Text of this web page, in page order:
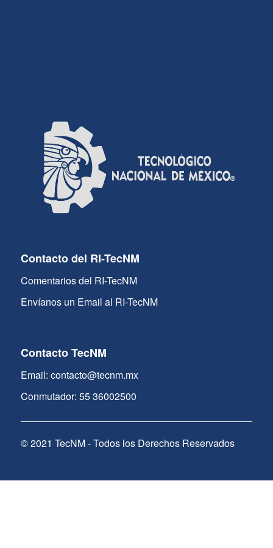
Contacto del RI-TecNM
Comentarios del RI-TecNM
Envíanos un Email al RI-TecNM
Contacto TecNM
Email: contacto@tecnm.mx
Conmutador: 55 36002500
© 2021 TecNM - Todos los Derechos Reservados